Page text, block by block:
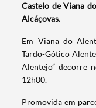
Castelo de Viana
Alcáçovas.
Em Viana do
Tardo-Gótico
Alentejo” decorre
12h00.
Promovida em